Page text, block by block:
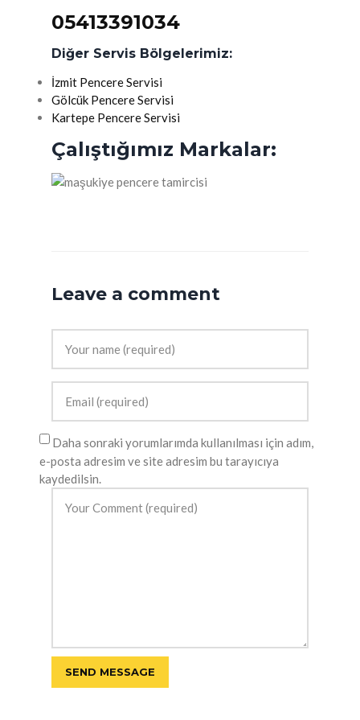
05413391034
Diğer Servis Bölgelerimiz:
İzmit Pencere Servisi
Gölcük Pencere Servisi
Kartepe Pencere Servisi
Çalıştığımız Markalar:
Leave a comment
Daha sonraki yorumlarımda kullanılması için adım,
e-posta adresim ve site adresim bu tarayıcıya
kaydedilsin.